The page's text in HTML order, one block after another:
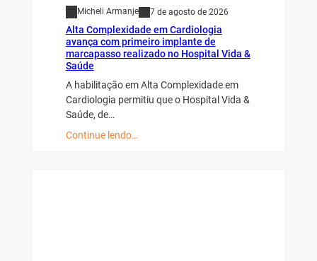
Micheli Armanje 7 de agosto de 2026
Alta Complexidade em Cardiologia
avança com primeiro implante de
marcapasso realizado no Hospital Vida &
Saúde
A habilitação em Alta Complexidade em
Cardiologia permitiu que o Hospital Vida &
Saúde, de…
Continue lendo…